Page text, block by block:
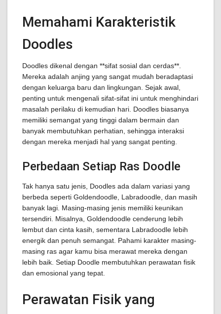
Memahami Karakteristik
Doodles
Doodles dikenal dengan **sifat sosial dan cerdas**.
Mereka adalah anjing yang sangat mudah beradaptasi
dengan keluarga baru dan lingkungan. Sejak awal,
penting untuk mengenali sifat-sifat ini untuk menghindari
masalah perilaku di kemudian hari. Doodles biasanya
memiliki semangat yang tinggi dalam bermain dan
banyak membutuhkan perhatian, sehingga interaksi
dengan mereka menjadi hal yang sangat penting.
Perbedaan Setiap Ras Doodle
Tak hanya satu jenis, Doodles ada dalam variasi yang
berbeda seperti Goldendoodle, Labradoodle, dan masih
banyak lagi. Masing-masing jenis memiliki keunikan
tersendiri. Misalnya, Goldendoodle cenderung lebih
lembut dan cinta kasih, sementara Labradoodle lebih
energik dan penuh semangat. Pahami karakter masing-
masing ras agar kamu bisa merawat mereka dengan
lebih baik. Setiap Doodle membutuhkan perawatan fisik
dan emosional yang tepat.
Perawatan Fisik yang